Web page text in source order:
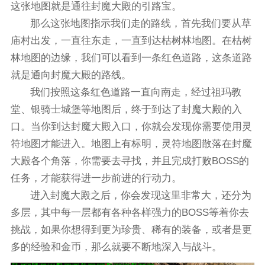
这张地图就是通往封魔大殿的引路宝。
那么这张地图指示我们走的路线，首先我们要从草
庙村出发，一直往东走，一直到达枯树林地图。在枯树
林地图的边缘，我们可以看到一条红色道路，这条道路
就是通向封魔大殿的路线。
我们按照这条红色道路一直向南走，经过祖玛教
堂、银骑士城堡等地图后，终于到达了封魔大殿的入
口。当你到达封魔大殿入口，你就会发现你需要使用灵
符地图才能进入。地图上有标明，灵符地图散落在封魔
大殿各个角落，你需要去寻找，并且完成打败BOSS的
任务，才能获得进一步前进的行动力。
进入封魔大殿之后，你会发现这里非常大，还分为
多层，其中每一层都有各种各样强力的BOSS等着你去
挑战，如果你想得到更为珍贵、稀有的装备，或者是更
多的经验和金币，那么就要不断地深入与战斗。